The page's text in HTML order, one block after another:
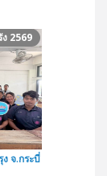
ง 2569
จ.กระบี่